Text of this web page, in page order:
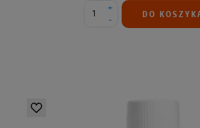
-
+
DO